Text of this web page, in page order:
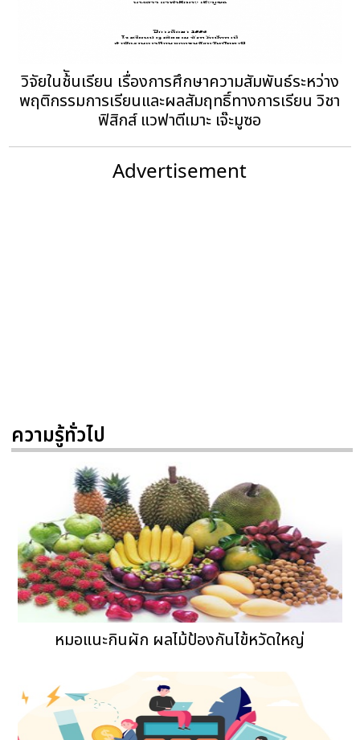
วิจัยในช้ันเรียน เรื่องการศึกษาความสัมพันธ์ระหว่าง
พฤติกรรมการเรียนและผลสัมฤทธิ์ทางการเรียน วิชา
ฟิสิกส์ แวฟาตีเมาะ เจ๊ะมูซอ
Advertisement
ความรู้ทั่วไป
หมอแนะกินผัก ผลไม้ป้องกันไข้หวัดใหญ่